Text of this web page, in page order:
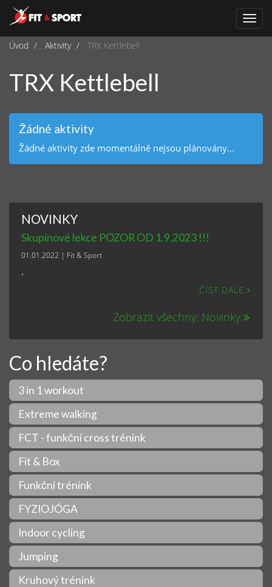
Úvod Aktivity TRX Kettlebell
TRX Kettlebell
Žádné aktivity
Žádné aktivity zde momentálně nejsou plánovány...
NOVINKY
Skupinové lekce POZOR OD 1.9.2023 !!!
01.01.2022 | Fit & Sport
.
ČÍST DÁLE
Zobrazit všechny: Novinky
Co hledáte?
3 in 1 workout
Extreme walking
FCT - funkční cross trénink
Fit & Box
Funkční trénink
FYZIOJÓGA
Indoor cycling
Jumping
Kruhový trénink